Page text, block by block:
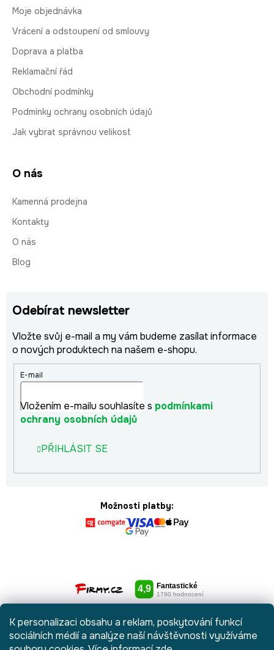
K personalizaci obsahu a reklam, poskytování funkcí
sociálních médií a analýze naší návštěvnosti využíváme
Moje objednávka
Vrácení a odstoupení od smlouvy
Doprava a platba
Reklamační řád
Obchodní podmínky
Podmínky ochrany osobních údajů
Jak vybrat správnou velikost
O nás
Kamenná prodejna
Kontakty
O nás
Blog
Odebírat newsletter
Vložte svůj e-mail a my vám budeme zasílat informace
o nových produktech na našem e-shopu.
E-mail
Vložením e-mailu souhlasíte s podmínkami
ochrany osobních údajů
PŘIHLÁSIT SE
Možnosti platby: